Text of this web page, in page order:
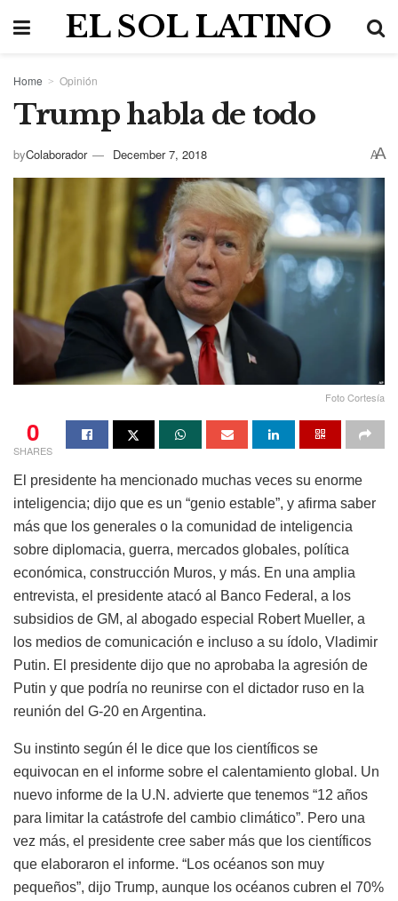
EL SOL LATINO
Home Opinión
Trump habla de todo
byColaborador December 7, 2018 AA
Foto Cortesía
0
SHARES
El presidente ha mencionado muchas veces su enorme
inteligencia; dijo que es un “genio estable”, y afirma saber
más que los generales o la comunidad de inteligencia
sobre diplomacia, guerra, mercados globales, política
económica, construcción Muros, y más. En una amplia
entrevista, el presidente atacó al Banco Federal, a los
subsidios de GM, al abogado especial Robert Mueller, a
los medios de comunicación e incluso a su ídolo, Vladimir
Putin. El presidente dijo que no aprobaba la agresión de
Putin y que podría no reunirse con el dictador ruso en la
reunión del G-20 en Argentina.
Su instinto según él le dice que los científicos se
equivocan en el informe sobre el calentamiento global. Un
nuevo informe de la U.N. advierte que tenemos “12 años
para limitar la catástrofe del cambio climático”. Pero una
vez más, el presidente cree saber más que los científicos
que elaboraron el informe. “Los océanos son muy
pequeños”, dijo Trump, aunque los océanos cubren el 70%